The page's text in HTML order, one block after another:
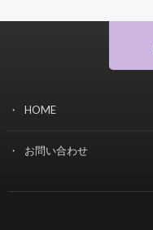
HOME
お問い合わせ